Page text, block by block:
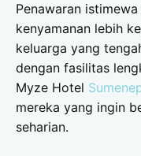
Penawaran
kenyamanan lebih
keluarga yang
dengan fasilitas
Myze Hotel
mereka yang ingin
seharian.